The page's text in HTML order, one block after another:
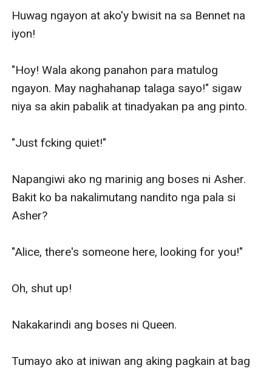
Huwag ngayon at ako'y bwisit na sa Bennet na
iyon!
"Hoy! Wala akong panahon para matulog
ngayon. May naghahanap talaga sayo!" sigaw
niya sa akin pabalik at tinadyakan pa ang pinto.
"Just fcking quiet!"
Napangiwi ako ng marinig ang boses ni Asher.
Bakit ko ba nakalimutang nandito nga pala si
Asher?
"Alice, there's someone here, looking for you!"
Oh, shut up!
Nakakarindi ang boses ni Queen.
Tumayo ako at iniwan ang aking pagkain at bag